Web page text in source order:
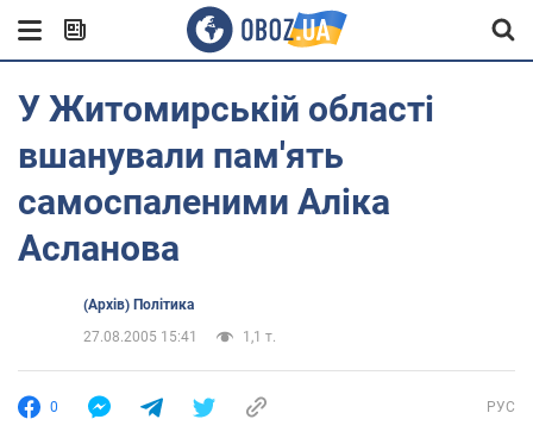
У Житомирській області
вшанували пам'ять
самоспаленими Аліка
Асланова
(Архів) Політика
27.08.2005 15:41
1,1 т.
0 РУС